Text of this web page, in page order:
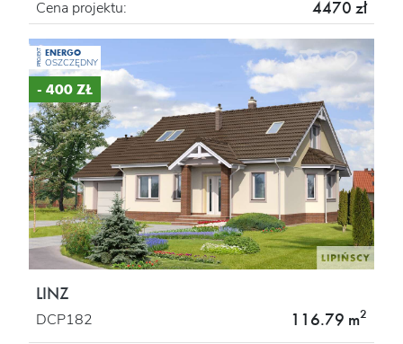
Cena projektu: 4470 zł
PROJEKT ENERGO
OSZCZĘDNY
- 400 ZŁ
LINZ
DCP182 116.79 m2